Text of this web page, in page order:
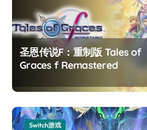
圣恩传说F：重制版 Tales of
Graces f Remastered
Switch游戏